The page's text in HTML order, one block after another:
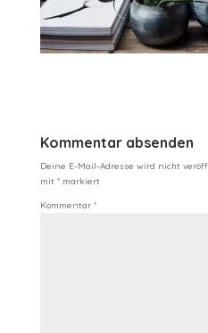
Kommentar absenden
Deine E-Mail-Adresse wird nicht
mit *markiert
Kommentar *